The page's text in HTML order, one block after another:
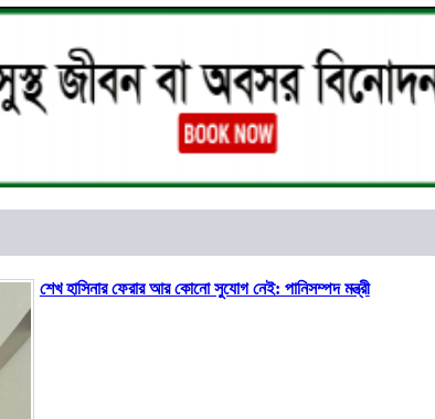
শেখ হাসিনার ফেরার আর কোনো সুযোগ নেই: পানিসম্পদ মন্ত্রী